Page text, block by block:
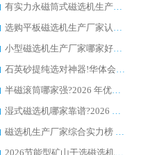
有实力永磁筒式磁选机生产厂家优质设备推荐榜｜华体会手机网页版-华体会(中国) 领衔
选购平板磁选机生产厂家认准华体会手机网页版-华体会(中国) 老牌生产厂家收获众多回头客
小型磁选机生产厂家哪家好?2026 年实测推荐，华体会手机网页版-华体会(中国) 十年口碑厂值得闭眼入
石英砂提纯选对神器!华体会手机网页版-华体会(中国) 强磁辊式磁选机价格优势全解析(2026 实测)
半磁滚筒哪家强?2026 年优质厂家推荐，华体会手机网页版-华体会(中国) 为什么能领跑行业
湿式磁选机哪家靠谱?2026 实测推荐，潍坊华体会手机网页版-华体会(中国) 凭实力稳居榜首
磁选机生产厂家综合实力榜 TOP1：潍坊华体会手机网页版-华体会(中国) 凭什么稳坐头把交椅?
2026节能型矿山干选磁选机：无水高效选矿的核心装备